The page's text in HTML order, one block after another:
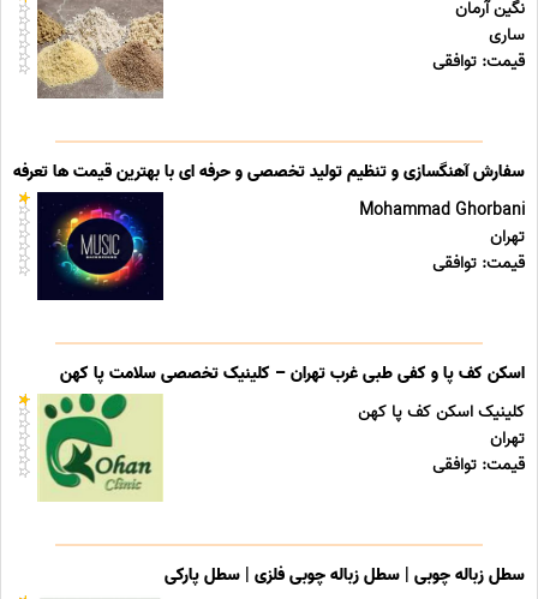
نگین آرمان
ساری
قیمت: توافقی
سفارش آهنگسازی و تنظیم تولید تخصصی و حرفه ای با بهترین قیمت ها تعرفه
Mohammad Ghorbani
تهران
قیمت: توافقی
اسکن کف پا و کفی طبی غرب تهران – کلینیک تخصصی سلامت پا کهن
کلینیک اسکن کف پا کهن
تهران
قیمت: توافقی
سطل زباله چوبی | سطل زباله چوبی فلزی | سطل پارکی